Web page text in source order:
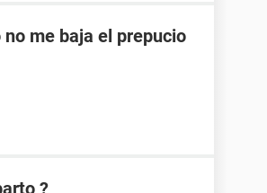
me baja el prepucio
?